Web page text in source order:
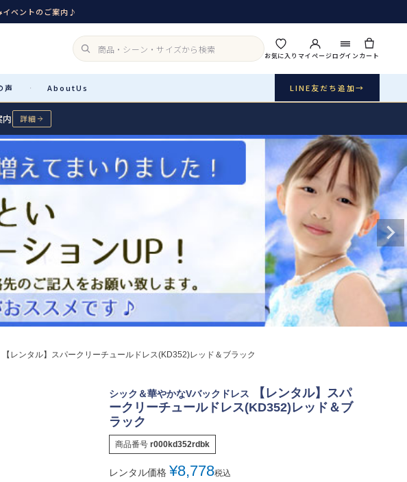
イベントのご案内♪
お気に入りマイページログインカート
声 · AboutUs LINE友だち追加→
イズで選ぶ→
コスチューム アウター インナー・パニエ
クセサリー ジュエリー 音楽雑貨
& Entrance Shichi-Go-San
3歳・5歳・7歳の晴れの日
Buy & Support ご購入・サポート
08 送料・お支払い
送料・決済方法
09 お問い合わせ
電話・メール・LINE
詳細
【レンタル】スパークリーチュールドレス(KD352)レッド＆ブラック
シック＆華やかなVバックドレス
【レンタル】スパ
ークリーチュールドレス(KD352)レッド＆ブ
ラック
商品番号 r000kd352rdbk
レンタル価格 ¥8,778税込